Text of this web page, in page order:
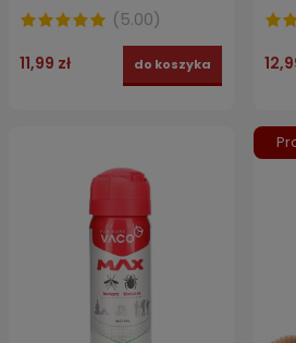
(5.00)
11,99 zł do koszyka